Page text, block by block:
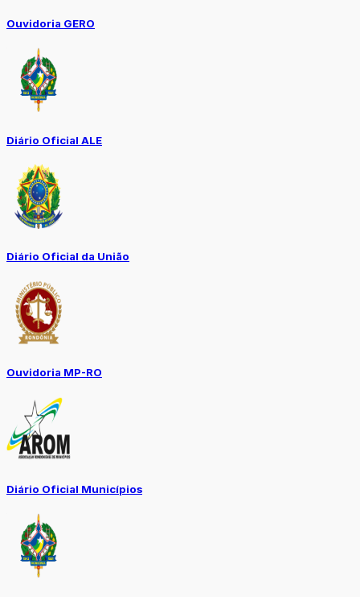
Ouvidoria GERO
Diário Oficial ALE
Diário Oficial da União
Ouvidoria MP-RO
Diário Oficial Municípios